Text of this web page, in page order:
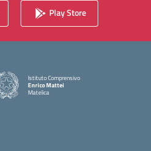
Play Store
Istituto Comprensivo
Enrico Mattei
Matelica